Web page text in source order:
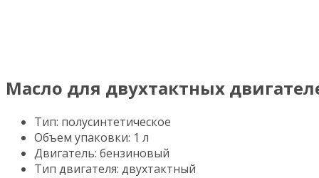
Масло для двухтактных
Тип: полусинтетическое
Объем упаковки: 1 л
Двигатель: бензиновый
Тип двигателя: двухтактный